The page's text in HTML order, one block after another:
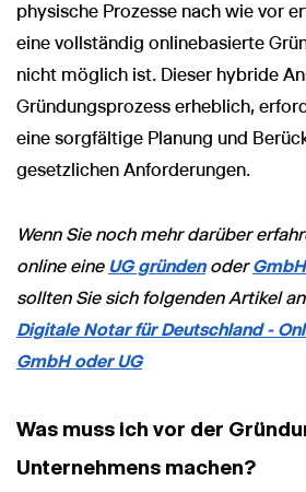
physische Prozesse nach wie vor
eine vollständig onlinebasierte
nicht möglich ist. Dieser hybride
Gründungsprozess erheblich,
eine sorgfältige Planung und
gesetzlichen Anforderungen.
Wenn Sie noch mehr darüber
online eine UG gründenoder
sollten Sie sich folgenden Artikel
Digitale Notar für Deutschland -
GmbH oder UG
Was muss ich vor der
Unternehmens machen?